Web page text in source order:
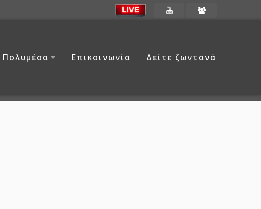
Πολυμέσα Επικοινωνία Δείτε ζωντανά